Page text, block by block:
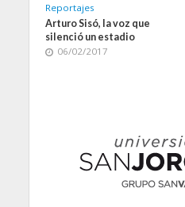
Reportajes
Arturo Sisó, la voz que
silenció un estadio
06/02/2017